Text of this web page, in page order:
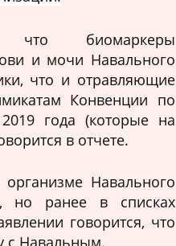
что биомаркеры
и мочи Навального
что и отравляющие
Конвенции по
года (которые на
в отчете.
Навального
но ранее в списках
говорится, что
с Навальным.